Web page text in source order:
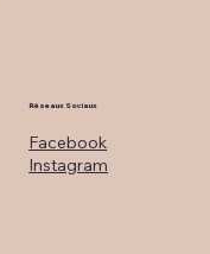
Réseaux Sociaux
Facebook
Instagram